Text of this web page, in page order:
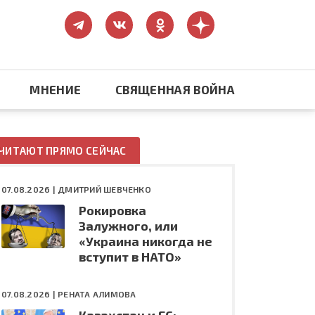
Конфликт на Украине
МНЕНИЕ СВЯЩЕННАЯ ВОЙНА
ПРЯМО СЕЙЧАС
07.08.2026 | ДМИТРИЙ ШЕВЧЕНКО
Рокировка
Залужного, или
«Украина никогда не
вступит в НАТО»
07.08.2026 | РЕНАТА АЛИМОВА